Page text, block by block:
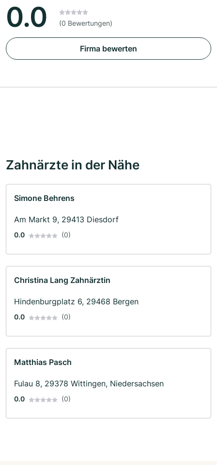
0.0 (0 Bewertungen)
Firma bewerten
Zahnärzte in der Nähe
Simone Behrens
Am Markt 9, 29413 Diesdorf
0.0 (0)
Christina Lang Zahnärztin
Hindenburgplatz 6, 29468 Bergen
0.0 (0)
Matthias Pasch
Fulau 8, 29378 Wittingen, Niedersachsen
0.0 (0)